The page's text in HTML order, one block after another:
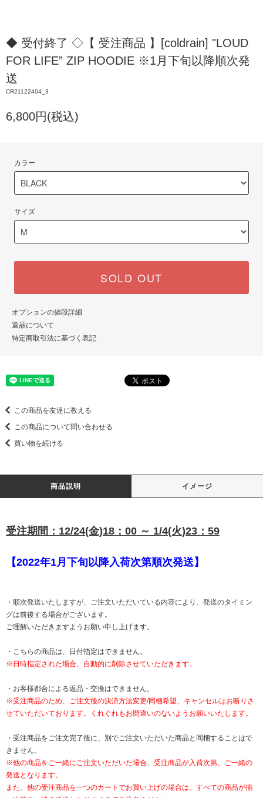
◆ 受付終了 ◇【 受注商品 】[coldrain] "LOUD
FOR LIFE” ZIP HOODIE ※1月下旬以降順次発
送
CR21122404_3
6,800円(税込)
カラー
サイズ
SOLD OUT
オプションの値段詳細
返品について
特定商取引法に基づく表記
この商品を友達に教える
この商品について問い合わせる
買い物を続ける
商品説明 イメージ
受注期間：12/24(金)18：00 ～ 1/4(火)23：59
【2022年1月下旬以降入荷次第順次発送】
・順次発送いたしますが、ご注文いただいている内容により、発送のタイミン
グは前後する場合がございます。
ご理解いただきますようお願い申し上げます。
・こちらの商品は、日付指定はできません。
※日時指定された場合、自動的に削除させていただきます。
・お客様都合による返品・交換はできません。
※受注商品のため、ご注文後の決済方法変更/同梱希望、キャンセルはお断りさ
せていただいております。くれぐれもお間違いのないようお願いいたします。
・受注商品をご注文完了後に、別でご注文いただいた商品と同梱することはで
きません。
※他の商品をご一緒にご注文いただいた場合、受注商品が入荷次第、ご一緒の
発送となります。
また、他の受注商品を一つのカートでお買い上げの場合は、すべての商品が揃